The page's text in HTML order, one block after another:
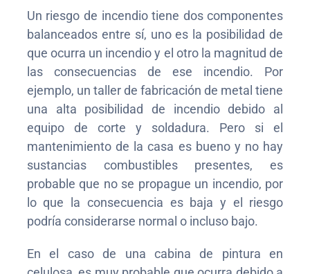
Un riesgo de incendio tiene dos componentes
balanceados entre sí, uno es la posibilidad de
que ocurra un incendio y el otro la magnitud de
las consecuencias de ese incendio. Por
ejemplo, un taller de fabricación de metal tiene
una alta posibilidad de incendio debido al
equipo de corte y soldadura. Pero si el
mantenimiento de la casa es bueno y no hay
sustancias combustibles presentes, es
probable que no se propague un incendio, por
lo que la consecuencia es baja y el riesgo
podría considerarse normal o incluso bajo.
En el caso de una cabina de pintura en